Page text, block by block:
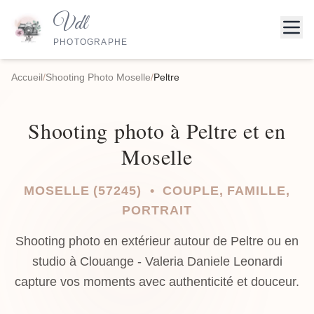
Vdl
PHOTOGRAPHE
Accueil/Shooting Photo Moselle/Peltre
Shooting photo à Peltre et en
Moselle
MOSELLE (57245) • COUPLE, FAMILLE,
PORTRAIT
Shooting photo en extérieur autour de Peltre ou en
studio à Clouange - Valeria Daniele Leonardi
capture vos moments avec authenticité et douceur.